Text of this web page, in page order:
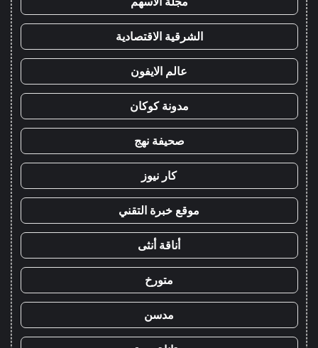
الشرقية الاقتصادية
عالم الايفون
مدونة كوكان
صحيفة نهج
كار نيوز
موقع خبرة التقني
أناقة أنثى
متورخ
مدسن